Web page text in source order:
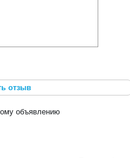
отзыв
объявлению